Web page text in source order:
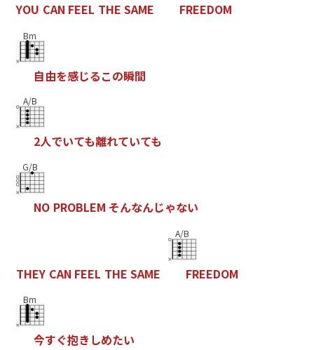
YOU CAN FEEL THE SAME FREEDOM
Bm
自由を感じるこの瞬間
A/B
2人でいても離れていても
G/B
NO PROBLEM そんなんじゃない
THEY CAN FEEL THE SAME
A/B
FREEDOM
Bm
今すぐ抱き しめたい